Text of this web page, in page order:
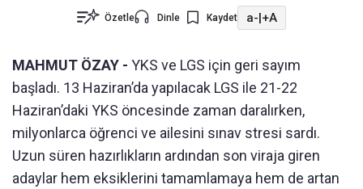
Özetle Dinle Kaydet a-|+A
MAHMUT ÖZAY - YKS ve LGS için geri sayım
başladı. 13 Haziran’da yapılacak LGS ile 21-22
Haziran’daki YKS öncesinde zaman daralırken,
milyonlarca öğrenci ve ailesini sınav stresi sardı.
Uzun süren hazırlıkların ardından son viraja giren
adaylar hem eksiklerini tamamlamaya hem de artan